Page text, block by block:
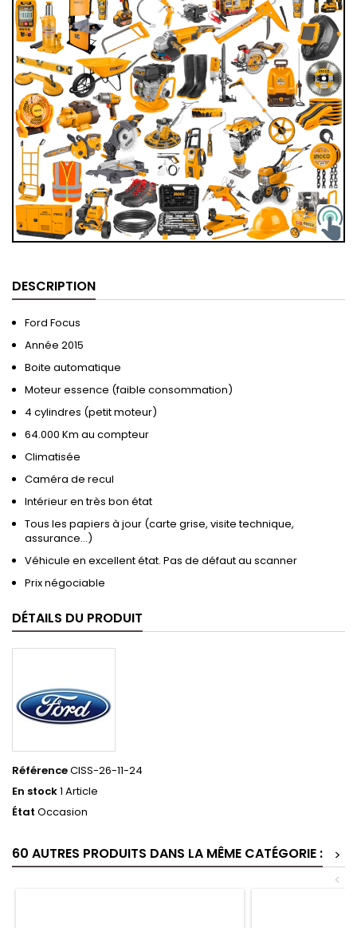
DESCRIPTION
Ford Focus
Année 2015
Boite automatique
Moteur essence (faible consommation)
4 cylindres (petit moteur)
64.000 Km au compteur
Climatisée
Caméra de recul
Intérieur en très bon état
Tous les papiers à jour (carte grise, visite technique,
assurance…)
Véhicule en excellent état. Pas de défaut au scanner
Prix négociable
DÉTAILS DU PRODUIT
RéférenceCISS-26-11-24
En stock1 Article
État Occasion
60 AUTRES PRODUITS DANS LA MÊME CATÉGORIE :
>
<